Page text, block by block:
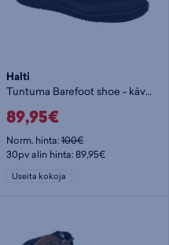
Halti
Tuntuma Barefoot shoe - kävelykengät
89,95€
Norm. hinta:100€
30pv alin hinta: 89,95€
Useita kokoja